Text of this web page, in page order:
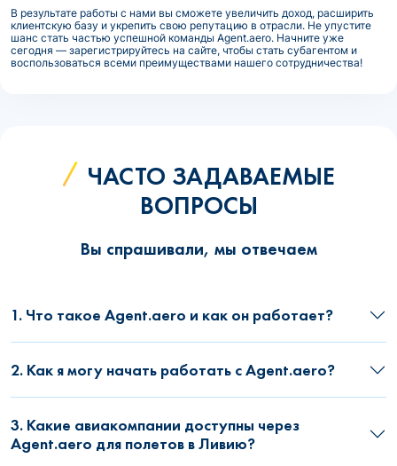
В результате работы с нами вы сможете увеличить доход, расширить
клиентскую базу и укрепить свою репутацию в отрасли. Не упустите
шанс стать частью успешной команды Agent.aero. Начните уже
сегодня — зарегистрируйтесь на сайте, чтобы стать субагентом и
воспользоваться всеми преимуществами нашего сотрудничества!
ЧАСТО ЗАДАВАЕМЫЕ
ВОПРОСЫ
Вы спрашивали, мы отвечаем
1. Что такое Agent.aero и как он работает?
2. Как я могу начать работать с Agent.aero?
3. Какие авиакомпании доступны через
Agent.aero для полетов в Ливию?